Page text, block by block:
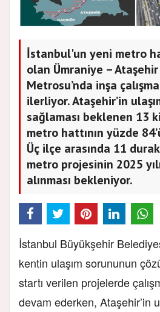
İstanbul'un yeni metro
olan Ümraniye –
Metrosu’nda inşa
ilerliyor. Ataşehir’in
sağlaması beklenen 13
metro hattının yüzde
Üç ilçe arasında 11
metro projesinin 2025
alınması bekleniyor.
İstanbul Büyükşehir
kentin ulaşım sorununun
startı verilen projelerde
devam ederken, Ataşehir’in